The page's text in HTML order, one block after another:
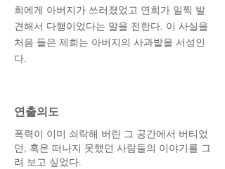
희에게 아버지가 쓰러졌었고 연희가 일찍 발
견해서 다행이었다는 말을 전한다. 이 사실을
처음 들은 제희는 아버지의 사과밭을 서성인
다.
​연출의도
폭력이 이미 쇠락해 버린 그 공간에서 버티었
던, 혹은 떠나지 못했던 사람들의 이야기를 그
려 보고 싶었다.